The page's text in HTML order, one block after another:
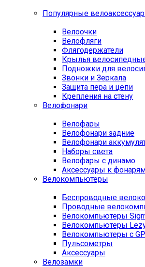
Популярные
Велоочки
Велофляги
Флягодержатели
Крылья
Подножки для
Звонки и Зеркала
Защита пера и цепи
Крепления на стену
Велофонари
Велофары
Велофонари задние
Велофонари
Наборы света
Велофары с динамо
Аксессуары к
Велокомпьютеры
Беспроводные
Проводные
Велокомпьютеры
Велокомпьютеры
Велокомпьютеры с
Пульсометры
Аксессуары
Велозамки